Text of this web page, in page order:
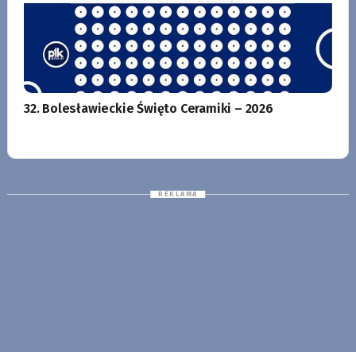
32. Bolesławieckie Święto Ceramiki – 2026